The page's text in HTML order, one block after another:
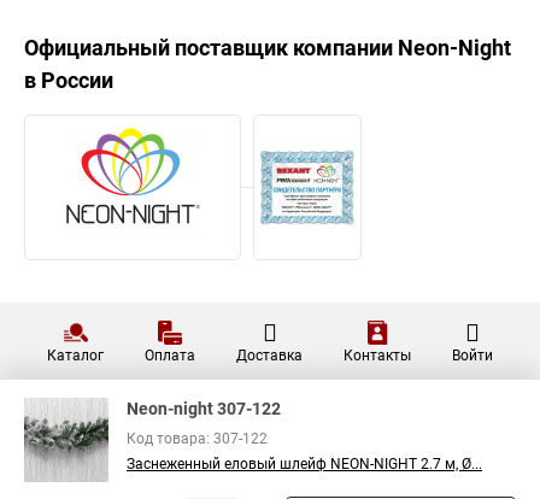
Официальный поставщик компании Neon-Night
в России
Каталог Оплата Доставка Контакты Войти
Neon-night 307-122
Код товара: 307-122
Заснеженный еловый шлейф NEON-NIGHT 2.7 м, Ø...